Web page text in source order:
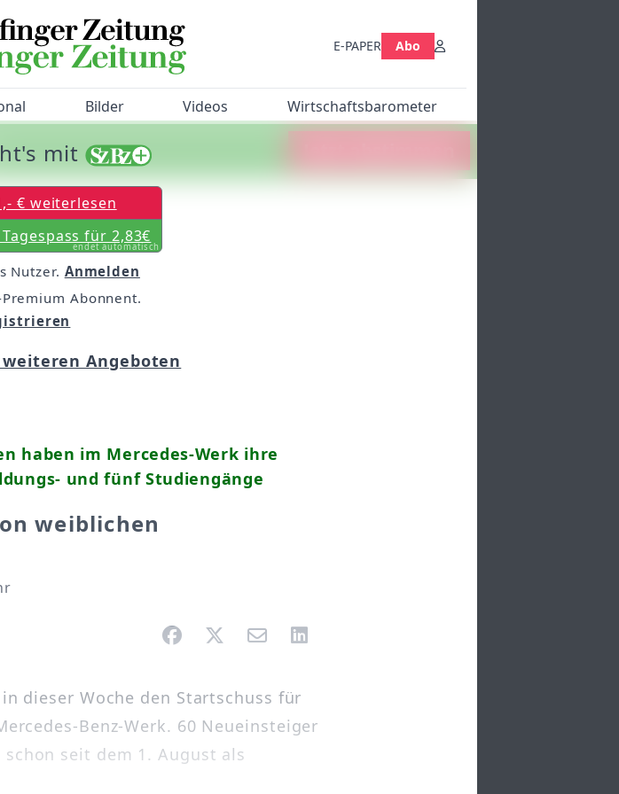
E-PAPER Abo
Bilder Videos Wirtschaftsbarometer
haben im Mercedes-Werk ihre
und fünf Studiengänge
weiblichen
dieser Woche den Startschuss für
Benz-Werk. 60 Neueinsteiger
seit dem 1. August als
mit
€ weiterlesen
für 2,83€
endet automatisch
Nutzer. Anmelden
Abonnent.
Angeboten